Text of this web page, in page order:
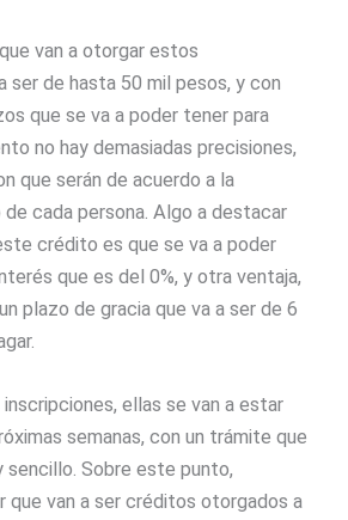
van a otorgar estos
ser de hasta 50 mil pesos, y con
que se va a poder tener para
no hay demasiadas precisiones,
que serán de acuerdo a la
cada persona. Algo a destacar
crédito es que se va a poder
que es del 0%, y otra ventaja,
plazo de gracia que va a ser de 6
ellas se van a estar
semanas, con un trámite que
sencillo. Sobre este punto,
que van a ser créditos otorgados a